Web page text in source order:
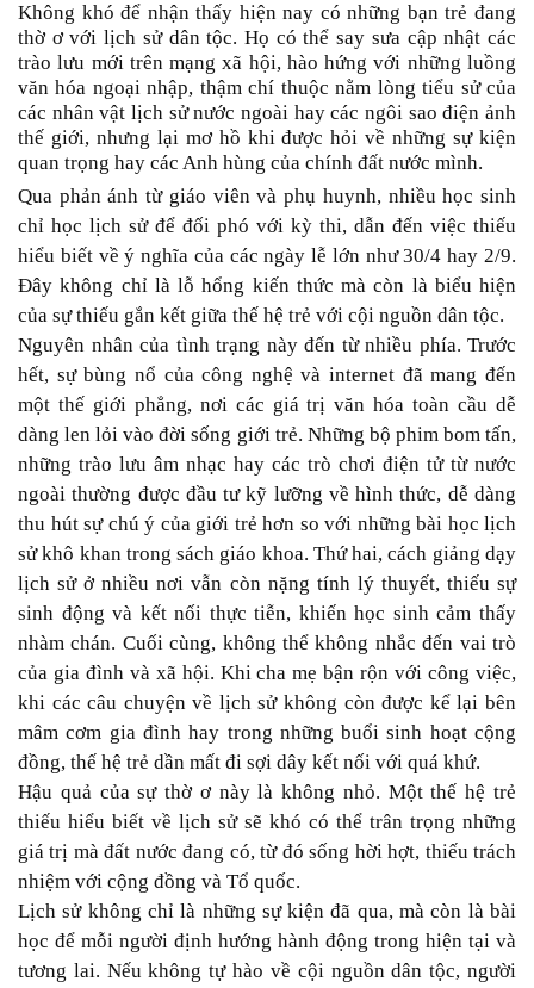
Không khó để nhận thấy hiện nay có những bạn trẻ đang
thờ ơ với lịch sử dân tộc. Họ có thể say sưa cập nhật các
trào lưu mới trên mạng xã hội, hào hứng với những luồng
văn hóa ngoại nhập, thậm chí thuộc nằm lòng tiểu sử của
các nhân vật lịch sử nước ngoài hay các ngôi sao điện ảnh
thế giới, nhưng lại mơ hồ khi được hỏi về những sự kiện
quan trọng hay các Anh hùng của chính đất nước mình.
Qua phản ánh từ giáo viên và phụ huynh, nhiều học sinh
chỉ học lịch sử để đối phó với kỳ thi, dẫn đến việc thiếu
hiểu biết về ý nghĩa của các ngày lễ lớn như 30/4 hay 2/9.
Đây không chỉ là lỗ hổng kiến thức mà còn là biểu hiện
của sự thiếu gắn kết giữa thế hệ trẻ với cội nguồn dân tộc.
Nguyên nhân của tình trạng này đến từ nhiều phía. Trước
hết, sự bùng nổ của công nghệ và internet đã mang đến
một thế giới phẳng, nơi các giá trị văn hóa toàn cầu dễ
dàng len lỏi vào đời sống giới trẻ. Những bộ phim bom tấn,
những trào lưu âm nhạc hay các trò chơi điện tử từ nước
ngoài thường được đầu tư kỹ lưỡng về hình thức, dễ dàng
thu hút sự chú ý của giới trẻ hơn so với những bài học lịch
sử khô khan trong sách giáo khoa. Thứ hai, cách giảng dạy
lịch sử ở nhiều nơi vẫn còn nặng tính lý thuyết, thiếu sự
sinh động và kết nối thực tiễn, khiến học sinh cảm thấy
nhàm chán. Cuối cùng, không thể không nhắc đến vai trò
của gia đình và xã hội. Khi cha mẹ bận rộn với công việc,
khi các câu chuyện về lịch sử không còn được kể lại bên
mâm cơm gia đình hay trong những buổi sinh hoạt cộng
đồng, thế hệ trẻ dần mất đi sợi dây kết nối với quá khứ.
Hậu quả của sự thờ ơ này là không nhỏ. Một thế hệ trẻ
thiếu hiểu biết về lịch sử sẽ khó có thể trân trọng những
giá trị mà đất nước đang có, từ đó sống hời hợt, thiếu trách
nhiệm với cộng đồng và Tổ quốc.
Lịch sử không chỉ là những sự kiện đã qua, mà còn là bài
học để mỗi người định hướng hành động trong hiện tại và
tương lai. Nếu không tự hào về cội nguồn dân tộc, người